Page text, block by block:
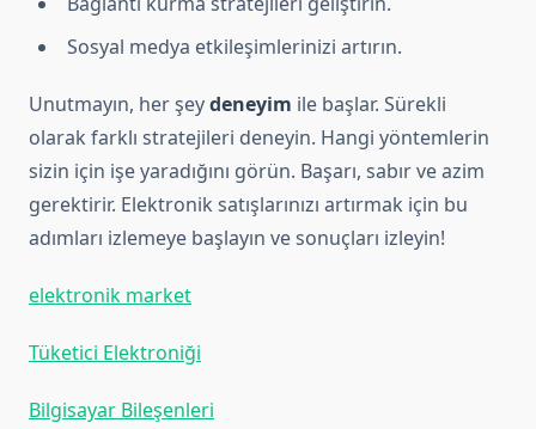
Sosyal medya etkileşimlerinizi artırın.
Unutmayın, her şeydeneyim ile başlar. Sürekli
olarak farklı stratejileri deneyin. Hangi yöntemlerin
sizin için işe yaradığını görün. Başarı, sabır ve azim
gerektirir. Elektronik satışlarınızı artırmak için bu
adımları izlemeye başlayın ve sonuçları izleyin!
elektronik market
Tüketici Elektroniği
Bilgisayar Bileşenleri